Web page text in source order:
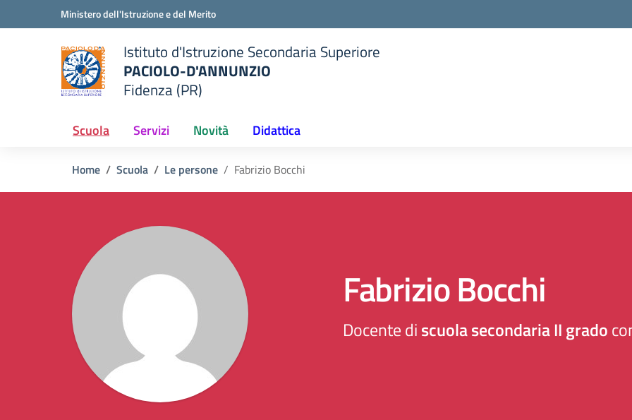
Vai ai contenuti
Vai al menu di navigazioneMinistero dell'Istruzione e del Merito
scuola
Istituto d'Istruzione Secondaria Superiore
PACIOLO-D'ANNUNZIO
Fidenza (PR)
Scuola Servizi Novità Didattica
Home Scuola Le persone Fabrizio Bocchi
Fabrizio Bocchi
Docente discuola secondaria II grado